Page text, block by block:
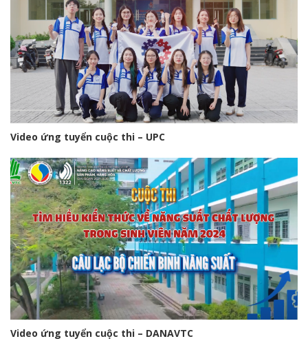
Video ứng tuyển cuộc thi – UPC
Video ứng tuyển cuộc thi – DANAVTC